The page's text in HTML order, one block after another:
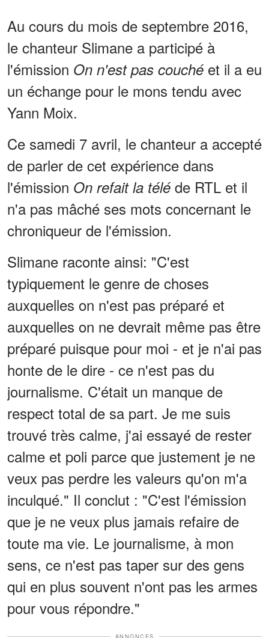
Au cours du mois de septembre 2016,
le chanteur Slimane a participé à
l'émission On n'est pas couché et il a eu
un échange pour le mons tendu avec
Yann Moix.
Ce samedi 7 avril, le chanteur a accepté
de parler de cet expérience dans
l'émission On refait la télé de RTL et il
n'a pas mâché ses mots concernant le
chroniqueur de l'émission.
Slimane raconte ainsi: "C'est
typiquement le genre de choses
auxquelles on n'est pas préparé et
auxquelles on ne devrait même pas être
préparé puisque pour moi - et je n'ai pas
honte de le dire - ce n'est pas du
journalisme. C'était un manque de
respect total de sa part. Je me suis
trouvé très calme, j'ai essayé de rester
calme et poli parce que justement je ne
veux pas perdre les valeurs qu'on m'a
inculqué." Il conclut : "C'est l'émission
que je ne veux plus jamais refaire de
toute ma vie. Le journalisme, à mon
sens, ce n'est pas taper sur des gens
qui en plus souvent n'ont pas les armes
pour vous répondre."
ANNONCES